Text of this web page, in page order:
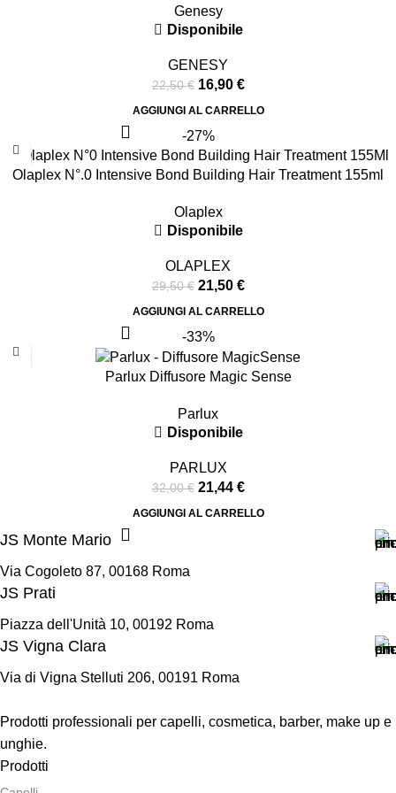
Genesy
Disponibile
GENESY
22,50€ 16,90 €
AGGIUNGI AL CARRELLO
-27%
Olaplex N°.0 Intensive Bond Building Hair Treatment 155ml
Olaplex
Disponibile
OLAPLEX
29,50€ 21,50 €
AGGIUNGI AL CARRELLO
-33%
Parlux Diffusore Magic Sense
Parlux
Disponibile
PARLUX
32,00€ 21,44 €
AGGIUNGI AL CARRELLO
JS Monte Mario
Via Cogoleto 87, 00168 Roma
JS Prati
Piazza dell'Unità 10, 00192 Roma
JS Vigna Clara
Via di Vigna Stelluti 206, 00191 Roma
Prodotti professionali per capelli, cosmetica, barber, make up e
unghie.
Prodotti